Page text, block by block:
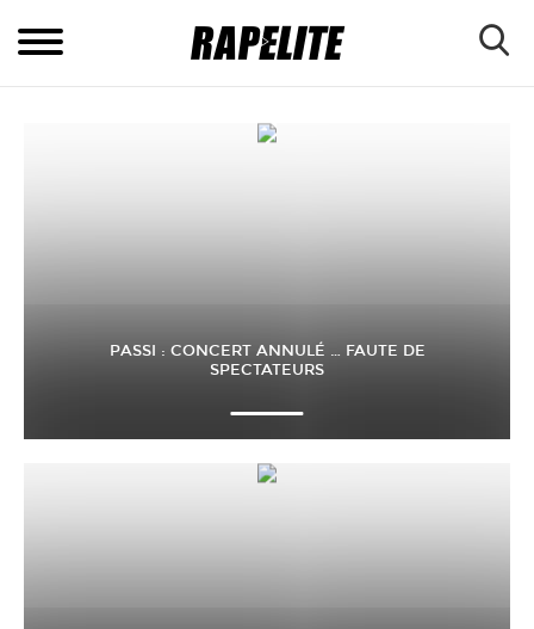
PASSI : CONCERT ANNULÉ … FAUTE DE
SPECTATEURS